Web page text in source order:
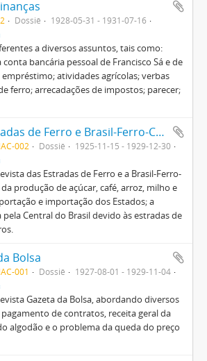
Dossiê
1928-05-31 - 1931-07-16
a diversos assuntos, tais como:
bancária pessoal de Francisco Sá e de
empréstimo; atividades agrícolas; verbas
ferro; arrecadações de impostos; parecer;
Revista das Estradas de Ferro e Brasil-Ferro-Carril
002 Dossiê
1925-11-15 - 1929-12-30
das Estradas de Ferro e a Brasil-Ferro-
produção de açúcar, café, arroz, milho e
e importação dos Estados; a
Central do Brasil devido às estradas de
Bolsa
001 Dossiê
1927-08-01 - 1929-11-04
Gazeta da Bolsa, abordando diversos
de contratos, receita geral da
algodão e o problema da queda do preço